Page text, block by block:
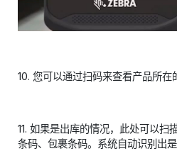
10. 您可以通过扫码来查看产品所在
11. 如果是出库的情况，此处可以扫
条码、包裹条码。系统自动识别出